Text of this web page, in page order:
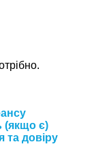
(якщо є)
та довіру